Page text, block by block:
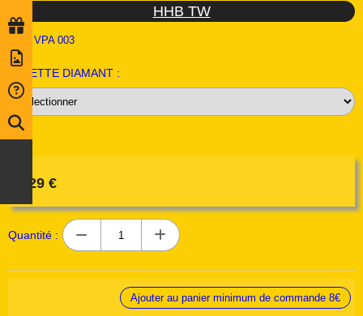
HHB TW
VPA 003
FACETTE DIAMANT :
2,29 €
Quantité :
Ajouter au panier minimum de commande 8€